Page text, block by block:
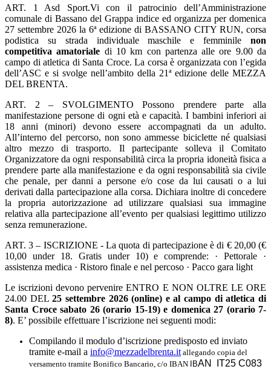
ART. 1 Asd Sport.Vi con il patrocinio dell’Amministrazione
comunale di Bassano del Grappa indice ed organizza per domenica
27 settembre 2026 la 6ª edizione di BASSANO CITY RUN, corsa
podistica su strada individuale maschile e femminile non
competitiva amatoriale di 10 km con partenza alle ore 9.00 da
campo di atletica di Santa Croce. La corsa è organizzata con l’egida
dell’ASC e si svolge nell’ambito della 21ª edizione delle MEZZA
DEL BRENTA.
ART. 2 – SVOLGIMENTO Possono prendere parte alla
manifestazione persone di ogni età e capacità. I bambini inferiori ai
18 anni (minori) devono essere accompagnati da un adulto.
All’interno del percorso, non sono ammesse biciclette né qualsiasi
altro mezzo di trasporto. Il partecipante solleva il Comitato
Organizzatore da ogni responsabilità circa la propria idoneità fisica a
prendere parte alla manifestazione e da ogni responsabilità sia civile
che penale, per danni a persone e/o cose da lui causati o a lui
derivati dalla partecipazione alla corsa. Dichiara inoltre di concedere
la propria autorizzazione ad utilizzare qualsiasi sua immagine
relativa alla partecipazione all’evento per qualsiasi legittimo utilizzo
senza remunerazione.
ART. 3 – ISCRIZIONE - La quota di partecipazione è di € 20,00 (€
10,00 under 18. Gratis under 10) e comprende: · Pettorale ·
assistenza medica · Ristoro finale e nel percoso · Pacco gara light
Le iscrizioni devono pervenire ENTRO E NON OLTRE LE ORE
24.00 DEL25 settembre 2026 (online) e al campo di atletica di
Santa Croce sabato 26 (orario 15-19) e domenica 27 (orario 7-
8). E’ possibile effettuare l’iscrizione nei seguenti modi:
Compilando il modulo d’iscrizione predisposto ed inviato
tramite e-mail a info@mezzadelbrenta.it allegando copia del
versamento tramite Bonifico Bancario, c/o IBAN IBAN
IT25 C083